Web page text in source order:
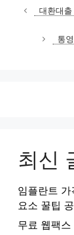
대환대
통
최신
임플란트
요소 꿀팁
무료 웹팩